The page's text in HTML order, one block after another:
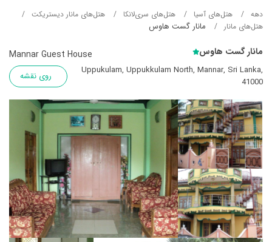
دهه هتل‌های آسيا هتل‌های سری‌لانکا
هتل‌های مانار دیستریکت
هتل‌های مانار
مانار گست هاوس
مانار گست هاوس Mannar Guest House
Uppukulam, Uppukkulam North, Mannar, Sri Lanka,
41000
روی نقشه